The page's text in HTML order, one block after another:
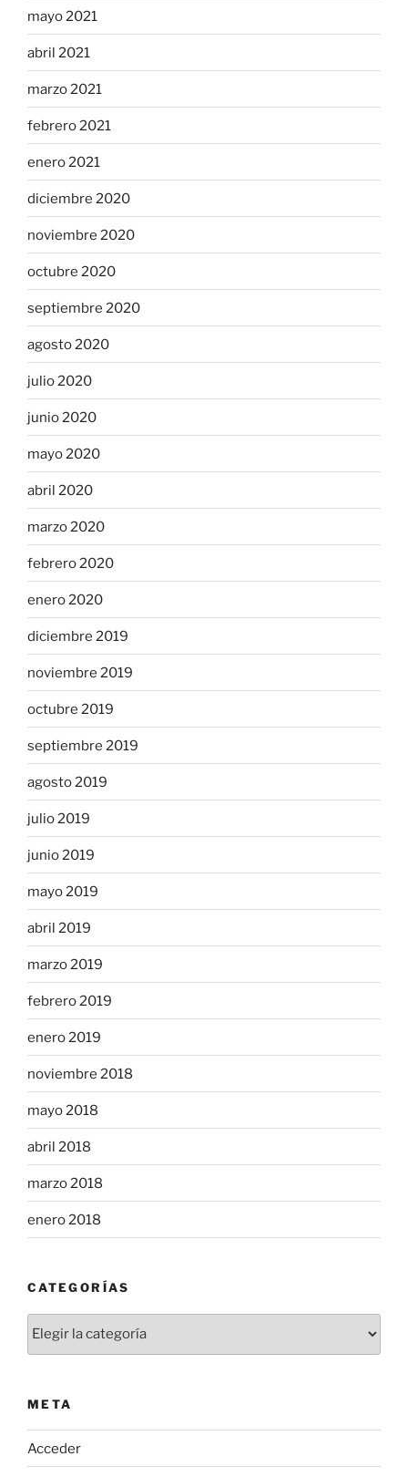
mayo 2021
abril 2021
marzo 2021
febrero 2021
enero 2021
diciembre 2020
noviembre 2020
octubre 2020
septiembre 2020
agosto 2020
julio 2020
junio 2020
mayo 2020
abril 2020
marzo 2020
febrero 2020
enero 2020
diciembre 2019
noviembre 2019
octubre 2019
septiembre 2019
agosto 2019
julio 2019
junio 2019
mayo 2019
abril 2019
marzo 2019
febrero 2019
enero 2019
noviembre 2018
mayo 2018
abril 2018
marzo 2018
enero 2018
CATEGORÍAS
META
Acceder